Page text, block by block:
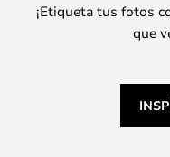
¡Etiqueta tus fotos
que